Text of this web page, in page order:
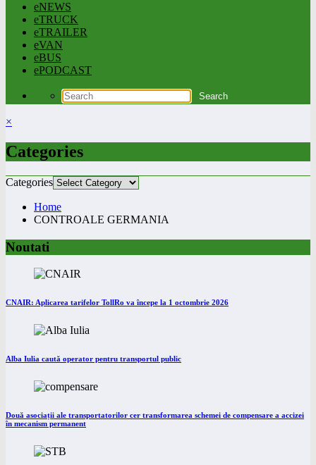
eNEWS
eTRUCK
eTRAILER
eVAN
eBUS
ePODCAST
×
Categories
Categories
Home
CONTROALE GERMANIA
Noutati
CNAIR: Aplicarea tarifelor TollRo va începe la 1 octombrie 2026
Alba Iulia caută operator pentru transportul public
Două asociații ale transportatorilor cer transformarea schemei de compensare a accizei
în mecanism permanent